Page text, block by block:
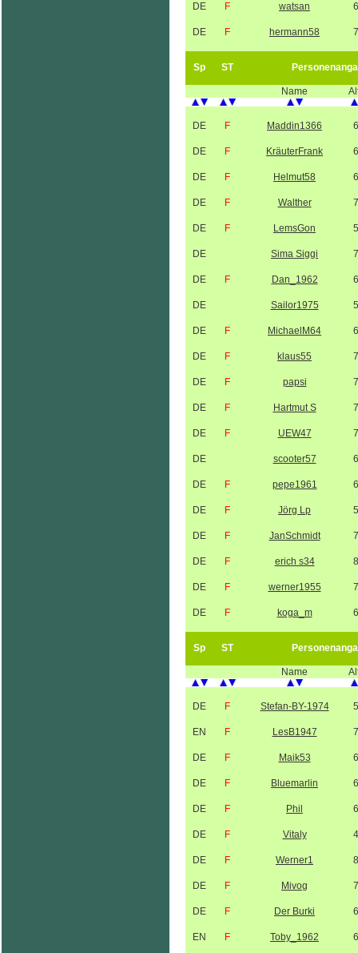
DE F watsan
DE F hermann58
Sp ST
Name
DE F Maddin1366
DE F KräuterFrank
DE F Helmut58
DE F Walther
DE F LemsGon
DE Sima Siggi
DE F Dan_1962
DE Sailor1975
DE F MichaelM64
DE F klaus55
DE F papsi
DE F Hartmut S
DE F UEW47
DE scooter57
DE F pepe1961
DE F Jörg Lp
DE F JanSchmidt
DE F erich s34
DE F werner1955
DE F koga_m
Sp ST
Name
DE F Stefan-BY-1974
EN F LesB1947
DE F Maik53
DE F Bluemarlin
DE F Phil
DE F Vitaly
DE F Werner1
DE F Mivog
DE F Der Burki
EN F Toby_1962